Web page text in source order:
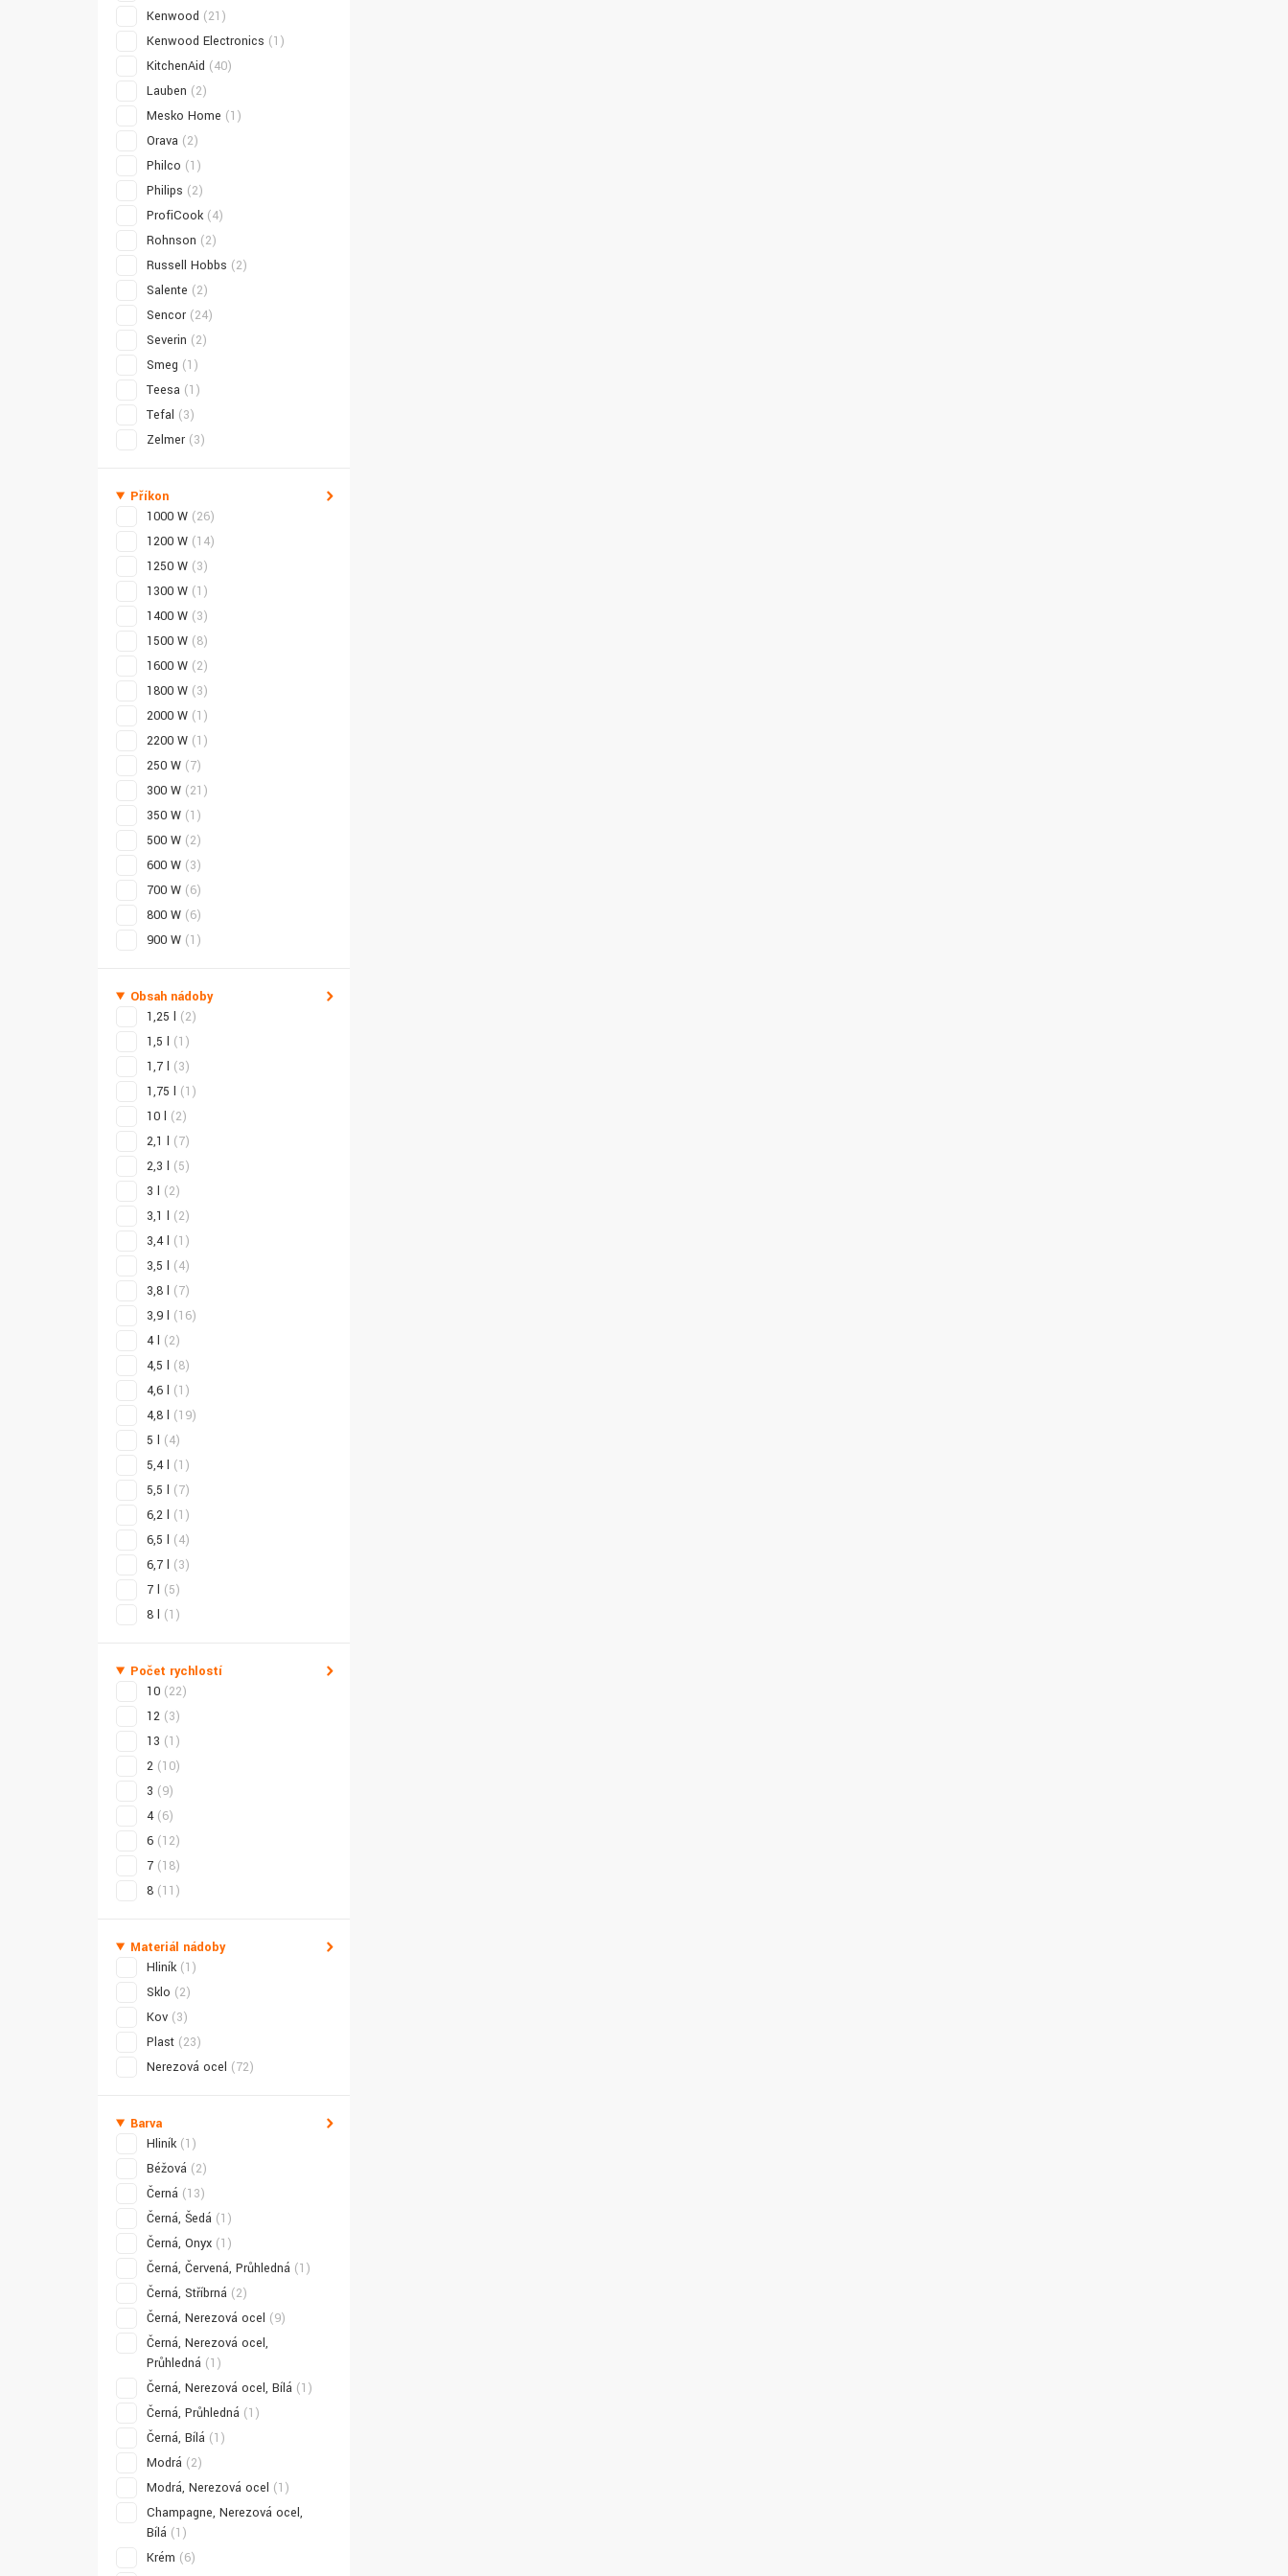
Kenwood (21)
Kenwood Electronics (1)
KitchenAid (40)
Lauben (2)
Mesko Home (1)
Orava (2)
Philco (1)
Philips (2)
ProfiCook (4)
Rohnson (2)
Russell Hobbs (2)
Salente (2)
Sencor (24)
Severin (2)
Smeg (1)
Teesa (1)
Tefal (3)
Zelmer (3)
Příkon
1000 W (26)
1200 W (14)
1250 W (3)
1300 W (1)
1400 W (3)
1500 W (8)
1600 W (2)
1800 W (3)
2000 W (1)
2200 W (1)
250 W (7)
300 W (21)
350 W (1)
500 W (2)
600 W (3)
700 W (6)
800 W (6)
900 W (1)
Obsah nádoby
1,25 l (2)
1,5 l (1)
1,7 l (3)
1,75 l (1)
10 l (2)
2,1 l (7)
2,3 l (5)
3 l (2)
3,1 l (2)
3,4 l (1)
3,5 l (4)
3,8 l (7)
3,9 l (16)
4 l (2)
4,5 l (8)
4,6 l (1)
4,8 l (19)
5 l (4)
5,4 l (1)
5,5 l (7)
6,2 l (1)
6,5 l (4)
6,7 l (3)
7 l (5)
8 l (1)
Počet rychlostí
10 (22)
12 (3)
13 (1)
2 (10)
3 (9)
4 (6)
6 (12)
7 (18)
8 (11)
Materiál nádoby
Hliník (1)
Sklo (2)
Kov (3)
Plast (23)
Nerezová ocel (72)
Barva
Hliník (1)
Béžová (2)
Černá (13)
Černá, Šedá (1)
Černá, Onyx (1)
Černá, Červená, Průhledná (1)
Černá, Stříbrná (2)
Černá, Nerezová ocel (9)
Černá, Nerezová ocel,
Průhledná (1)
Černá, Nerezová ocel, Bílá (1)
Černá, Průhledná (1)
Černá, Bílá (1)
Modrá (2)
Modrá, Nerezová ocel (1)
Champagne, Nerezová ocel,
Bílá (1)
Krém (6)